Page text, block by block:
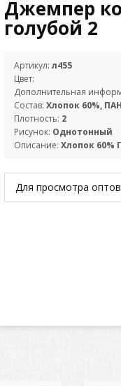
Джемпер
голубой 2
Артикул: л455
Цвет:
Дополнительная
Состав: Хлопок 60%,
Плотность: 2
Рисунок: Однотонный
Описание: Хлопок 60%
Для просмотра